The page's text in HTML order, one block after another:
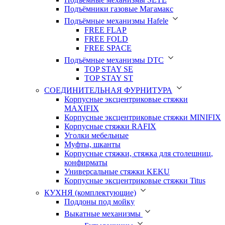
Подъёмники газовые Магамакс
Подъёмные механизмы Hafele
FREE FLAP
FREE FOLD
FREE SPACE
Подъёмные механизмы DTC
TOP STAY SE
TOP STAY ST
СОЕДИНИТЕЛЬНАЯ ФУРНИТУРА
Корпусные эксцентриковые стяжки
MAXIFIX
Корпусные эксцентриковые стяжки MINIFIX
Корпусные стяжки RAFIX
Уголки мебельные
Муфты, шканты
Корпусные стяжки, стяжка для столешниц,
конфирматы
Универсальные стяжки KEKU
Корпусные эксцентриковые стяжки Titus
КУХНЯ (комплектующие)
Поддоны под мойку
Выкатные механизмы